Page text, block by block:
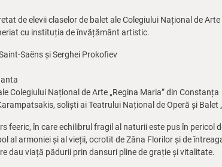
de elevii claselor de balet ale Colegiului Național de
cu instituția de învățământ artistic.
Saëns și Serghei Prokofiev
Colegiului Național de Arte „Regina Maria” din Constanța
soliști ai Teatrului Național de Operă și Balet
feeric, în care echilibrul fragil al naturii este pus în pericol
al armoniei și al vieții, ocrotit de Zâna Florilor și de
dau viață pădurii prin dansuri pline de grație și vitalitate.